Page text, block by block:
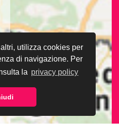
utilizza cookies per
di navigazione. Per
la privacy policy